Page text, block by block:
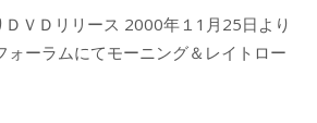
ＶＤリリース 2000年１1月25日より
ォーラムにてモーニング＆レイトロー